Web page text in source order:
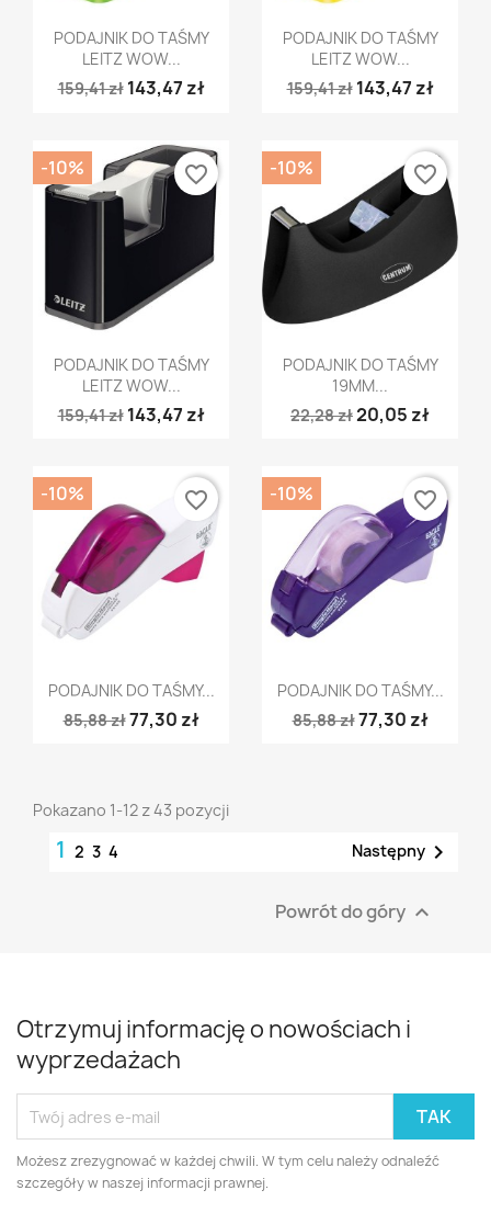
Szybki podgląd
PODAJNIK DO TAŚMY
LEITZ WOW...
159,41 zł 143,47 zł
Szybki podgląd
PODAJNIK DO TAŚMY
LEITZ WOW...
159,41 zł 143,47 zł
Szybki podgląd
PODAJNIK DO TAŚMY
LEITZ WOW...
159,41 zł 143,47 zł
-10% favorite_border
Szybki podgląd
PODAJNIK DO TAŚMY
19MM...
22,28 zł20,05 zł
-10% favorite_border
Szybki podgląd
PODAJNIK DO TAŚMY...
85,88 zł77,30 zł
-10% favorite_border
Szybki podgląd
PODAJNIK DO TAŚMY...
85,88 zł77,30 zł
-10% favorite_border
Pokazano 1-12 z 43 pozycji
1 2 3 4 Następny 
Powrót do góry 
Otrzymuj informację o nowościach i
wyprzedażach
Możesz zrezygnować w każdej chwili. W tym celu należy odnaleźć
szczegóły w naszej informacji prawnej.